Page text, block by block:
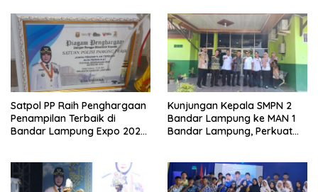
Satpol PP Raih Penghargaan
Penampilan Terbaik di
Bandar Lampung Expo 2026,
Masyarakat
Kunjungan Kepala SMPN 2
Bandar Lampung ke MAN 1
Bandar Lampung, Perkuat